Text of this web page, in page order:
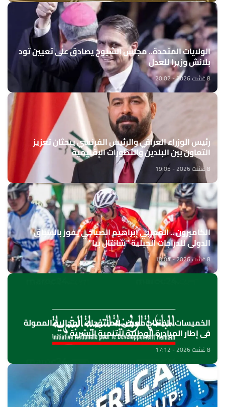
الولايات المتحدة.. مجلس الشيوخ يصادق على تعيين تود
بلانش وزيرا للعدل
8 غشت 2026 - 20:02
رئيس الوزراء العراقي والرئيس الفرنسي يبحثان تعزيز
التعاون بين البلدين والتطورات الإقليمية
8 غشت 2026 - 19:05
الكاميرون .. المغربي إبراهيم الصباحي يفوز بالسباق
الدولي للدراجات الجبلية "شانتال بيا"
8 غشت 2026 - 18:04
الخميسات ..افتتاح معرض للمنتوجات المجالية الممولة
في إطار المبادرة الوطنية للتنمية البشرية
8 غشت 2026 - 17:12